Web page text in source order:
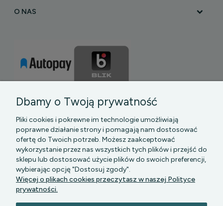
O NAS
PGK MAZOWSZE SP Z O.O.|| Bartycka 24-210B,
00-716 WARSZAWA, woj. mazowieckie || NIP:
Dbamy o Twoją prywatność
Pliki cookies i pokrewne im technologie umożliwiają
poprawne działanie strony i pomagają nam dostosować
ofertę do Twoich potrzeb. Możesz zaakceptować
wykorzystanie przez nas wszystkich tych plików i przejść do
sklepu lub dostosować użycie plików do swoich preferencji,
wybierając opcję "Dostosuj zgody".
Więcej o plikach cookies przeczytasz w naszej Polityce
prywatności.